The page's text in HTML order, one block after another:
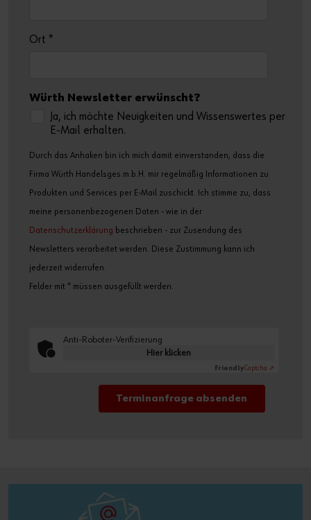
Ort *
Würth Newsletter erwünscht?
Ja, ich möchte Neuigkeiten und Wissenswertes per
E-Mail erhalten.
Durch das Anhaken bin ich mich damit einverstanden, dass die
Firma Würth Handelsges.m.b.H. mir regelmäßig Informationen zu
Produkten und Services per E-Mail zuschickt. Ich stimme zu, dass
meine personenbezogenen Daten - wie in der
Datenschutzerklärung beschrieben - zur Zusendung des
Newsletters verarbeitet werden. Diese Zustimmung kann ich
jederzeit widerrufen.
Felder mit * müssen ausgefüllt werden.
Anti-Roboter-Verifizierung
Hier klicken
FriendlyCaptcha ⇗